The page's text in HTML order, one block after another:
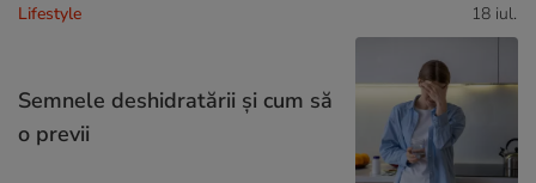
Lifestyle 18 iul.
Semnele deshidratării și cum să
o previi